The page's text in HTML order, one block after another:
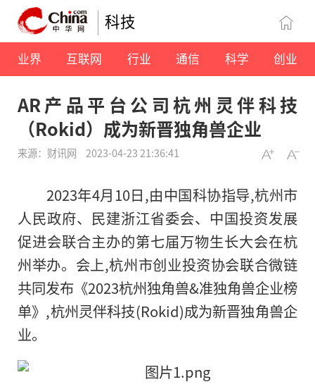
科技
业界 互联网 行业 通信 科学 创业
AR产品平台公司杭州灵伴科技
（Rokid）成为新晋独角兽企业
来源：财讯网 2023-04-23 21:36:41
2023年4月10日,由中国科协指导,杭州市
人民政府、民建浙江省委会、中国投资发展
促进会联合主办的第七届万物生长大会在杭
州举办。会上,杭州市创业投资协会联合微链
共同发布《2023杭州独角兽&准独角兽企业榜
单》,杭州灵伴科技(Rokid)成为新晋独角兽企
业。